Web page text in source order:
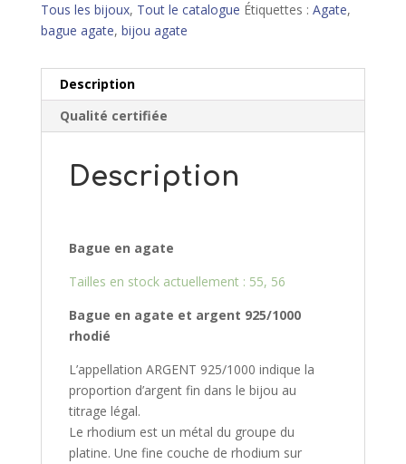
Tous les bijoux, Tout le catalogue Étiquettes : Agate,
bague agate, bijou agate
Description
Qualité certifiée
Description
Bague en agate
Tailles en stock actuellement : 55, 56
Bague en agate et argent 925/1000
rhodié
L’appellation ARGENT 925/1000 indique la
proportion d’argent fin dans le bijou au
titrage légal.
Le rhodium est un métal du groupe du
platine. Une fine couche de rhodium sur